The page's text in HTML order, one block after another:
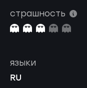
страшность
языки
RU